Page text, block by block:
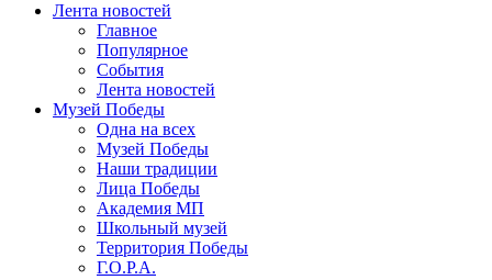
Лента новостей
Главное
Популярное
События
Лента новостей
Музей Победы
Одна на всех
Музей Победы
Наши традиции
Лица Победы
Академия МП
Школьный музей
Территория Победы
Г.О.Р.А.